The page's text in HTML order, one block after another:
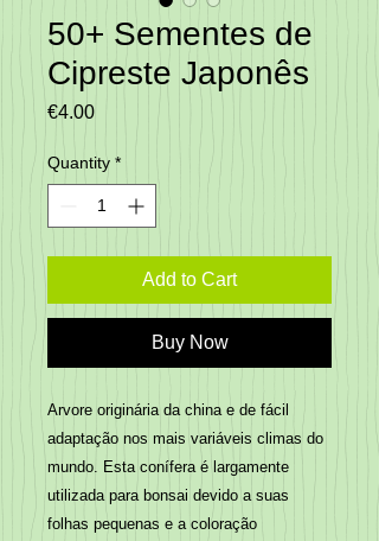
50+ Sementes de
Cipreste Japonês
€4.00Price
Quantity *
Add to Cart
Buy Now
Arvore originária da china e de fácil
adaptação nos mais variáveis climas do
mundo. Esta conífera é largamente
utilizada para bonsai devido a suas
folhas pequenas e a coloração